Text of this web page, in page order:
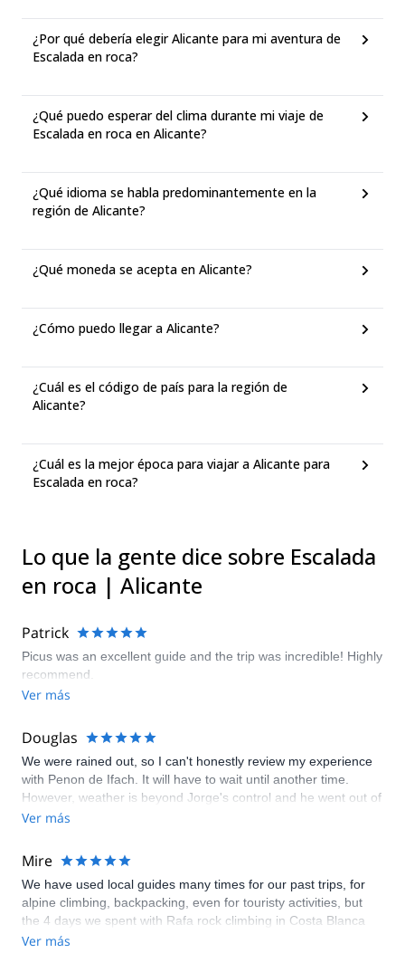
¿Por qué debería elegir Alicante para mi aventura de
Escalada en roca?
¿Qué puedo esperar del clima durante mi viaje de
Escalada en roca en Alicante?
¿Qué idioma se habla predominantemente en la
región de Alicante?
¿Qué moneda se acepta en Alicante?
¿Cómo puedo llegar a Alicante?
¿Cuál es el código de país para la región de
Alicante?
¿Cuál es la mejor época para viajar a Alicante para
Escalada en roca?
Lo que la gente dice sobre Escalada
en roca | Alicante
Patrick
Picus was an excellent guide and the trip was incredible! Highly
recommend.
Ver más
Douglas
We were rained out, so I can't honestly review my experience
with Penon de Ifach. It will have to wait until another time.
However, weather is beyond Jorge's control and he went out of
his way to make sure I was informed the entire time on the
he handled all previous logistics excellently and provided that
nature did not intervene I have no doubt this would have been
a phenomenal experience. Jorge also made sure that my
deposit was refunded with expediency shortly after
cancellation. I would recommend using this service to seek
adventure in the beauty of Spain, as they clearly use highly
Ver más
Mire
We have used local guides many times for our past trips, for
alpine climbing, backpacking, even for touristy activities, but
the 4 days we spent with Rafa rock climbing in Costa Blanca
was one of the best trips ever! Rafa customized our itinerary to
Ver más